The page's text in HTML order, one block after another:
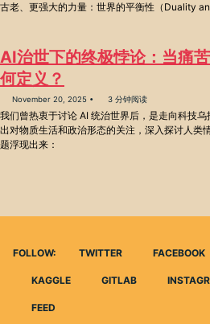
古老、更强大的力量：世界的平衡性（Duality
AI治世下的终极悖论：当痛
何定义？
November 20, 2025 3 分钟阅读
我们曾热衷于讨论 AI 统治世界后，是走向科技
出对物质生活和政治形态的关注，深入探讨人类
题浮现出来：
FOLLOW: TWITTER FACEBOOK
KAGGLE GITLAB
FEED